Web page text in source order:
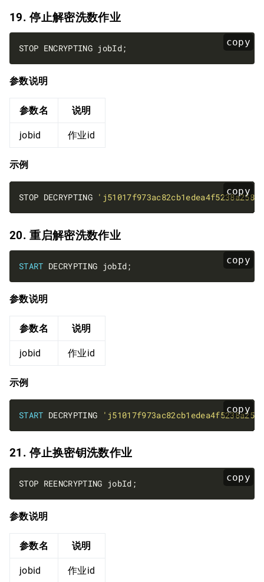
19. 停止解密洗数作业
copy
参数说明
参数名 说明
jobid 作业id
示例
copy
STOP DECRYPTING
20. 重启解密洗数作业
copy
START
参数说明
参数名 说明
jobid 作业id
示例
copy
START DECRYPTING
21. 停止换密钥洗数作业
copy
参数说明
参数名 说明
jobid 作业id